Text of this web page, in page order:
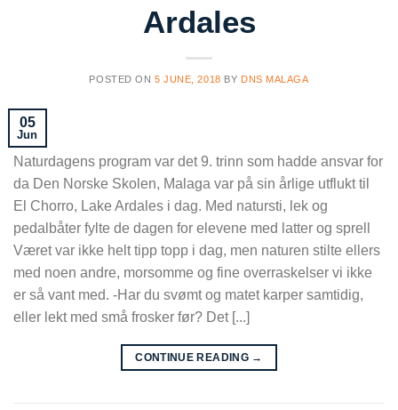
Ardales
POSTED ON 5 JUNE, 2018 BY DNS MALAGA
05
Jun
Naturdagens program var det 9. trinn som hadde ansvar for
da Den Norske Skolen, Malaga var på sin årlige utflukt til
El Chorro, Lake Ardales i dag. Med natursti, lek og
pedalbåter fylte de dagen for elevene med latter og sprell
Været var ikke helt tipp topp i dag, men naturen stilte ellers
med noen andre, morsomme og fine overraskelser vi ikke
er så vant med. -Har du svømt og matet karper samtidig,
eller lekt med små frosker før? Det [...]
CONTINUE READING →